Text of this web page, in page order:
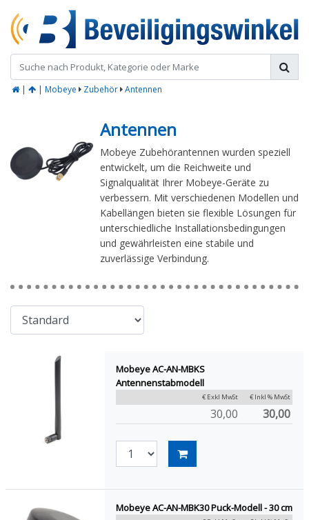
| | Mobeye Zubehör Antennen
Antennen
Mobeye Zubehörantennen wurden speziell
entwickelt, um die Reichweite und
Signalqualität Ihrer Mobeye-Geräte zu
verbessern. Mit verschiedenen Modellen und
Kabellängen bieten sie flexible Lösungen für
unterschiedliche Installationsbedingungen
und gewährleisten eine stabile und
zuverlässige Verbindung.
Mobeye AC-AN-MBKS
Antennenstabmodell
€ Exkl MwSt € Inkl % MwSt
30,00 30,00
Mobeye AC-AN-MBK30 Puck-Modell - 30 cm